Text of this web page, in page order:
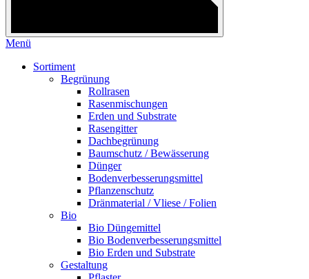
Menü
Sortiment
Begrünung
Rollrasen
Rasenmischungen
Erden und Substrate
Rasengitter
Dachbegrünung
Baumschutz / Bewässerung
Dünger
Bodenverbesserungsmittel
Pflanzenschutz
Dränmaterial / Vliese / Folien
Bio
Bio Düngemittel
Bio Bodenverbesserungsmittel
Bio Erden und Substrate
Gestaltung